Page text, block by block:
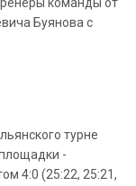
Буянова с
турне
-
4:0 (25:22, 25:21,